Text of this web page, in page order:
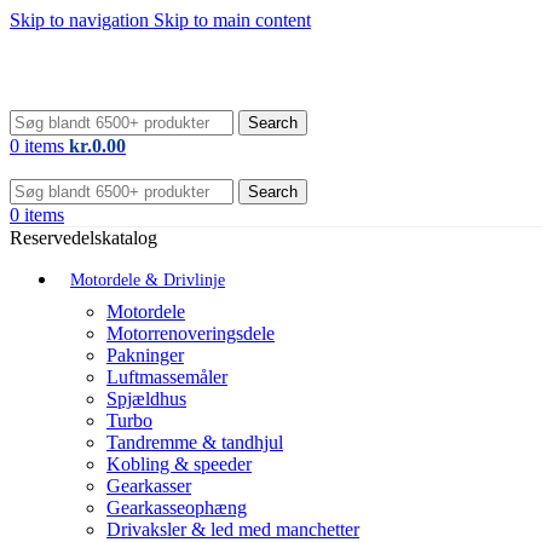
Skip to navigation Skip to main content
Search
0 items kr.0.00
Search
0 items
Reservedelskatalog
Motordele & Drivlinje
Motordele
Motorrenoveringsdele
Pakninger
Luftmassemåler
Spjældhus
Turbo
Tandremme & tandhjul
Kobling & speeder
Gearkasser
Gearkasseophæng
Drivaksler & led med manchetter